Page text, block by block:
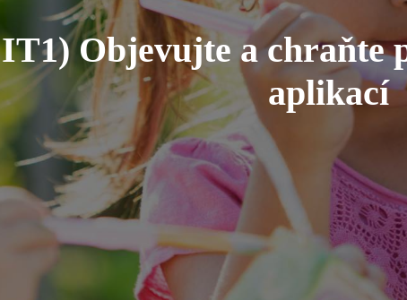
IT1) Objevujte a chraňte
aplikací